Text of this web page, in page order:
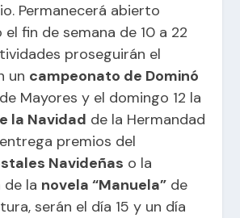
Permanecerá abierto
fin de semana de 10 a 22
proseguirán el
un campeonato de Dominó
Mayores y el domingo 12 la
la Navidad de la Hermandad
premios del
Navideñas o la
la novela “Manuela” de
serán el día 15 y un día